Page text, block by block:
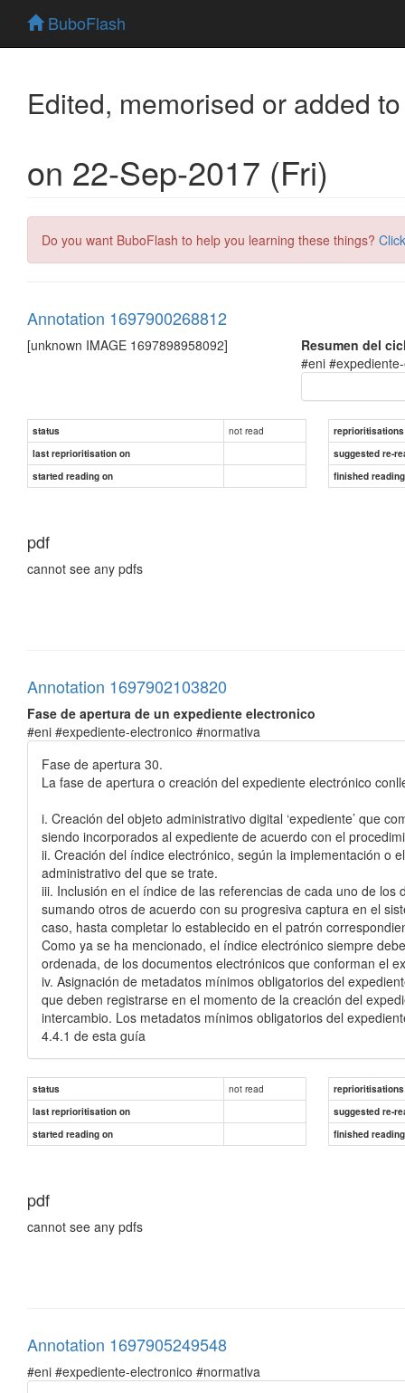
BuboFlash
Edited, memorised or added
on 22-Sep-2017 (Fri)
Do you want BuboFlash to help you learning these things?
Annotation 1697900268812
[unknown IMAGE 1697898958092]
Resumen del
#eni
status not read
reprioritisations
last reprioritisation on
suggested re-
started reading on
finished
pdf
cannot see any pdfs
Annotation 1697902103820
Fase de apertura de un expediente electronico
#eni #expediente-electronico #normativa
Fase de apertura 30.
La fase de apertura o creación del expediente electrónico
i. Creación del objeto administrativo digital ‘expediente’ que
siendo incorporados al expediente de acuerdo con el
ii. Creación del índice electrónico, según la implementación o
administrativo del que se trate.
iii. Inclusión en el índice de las referencias de cada uno de los
sumando otros de acuerdo con su progresiva captura en el
caso, hasta completar lo establecido en el patrón
Como ya se ha mencionado, el índice electrónico siempre
ordenada, de los documentos electrónicos que conforman el
iv. Asignación de metadatos mínimos obligatorios del
que deben registrarse en el momento de la creación del
intercambio. Los metadatos mínimos obligatorios del
4.4.1 de esta guía
status not read
reprioritisations
last reprioritisation on
suggested re-
started reading on
finished
pdf
cannot see any pdfs
Annotation 1697905249548
#eni #expediente-electronico #normativa